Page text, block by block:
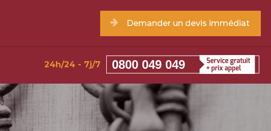
Demander un devis immédiat
24h/24 - 7j/7 0800 049 049